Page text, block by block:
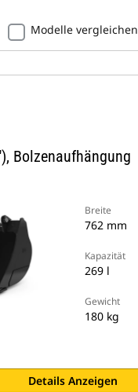
Modelle vergleichen
Bolzenaufhängung
Breite
762 mm
Kapazität
269 l
Gewicht
180 kg
Details Anzeigen